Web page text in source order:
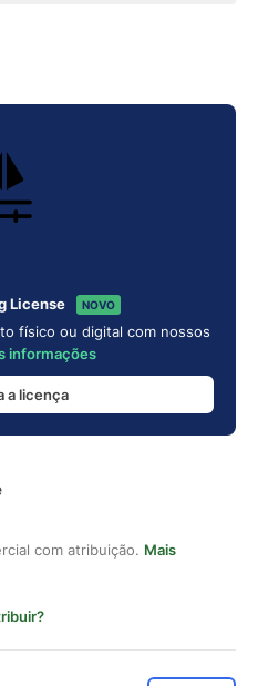
License NOVO
físico ou digital com nossos
informações
a licença
com atribuição. Mais